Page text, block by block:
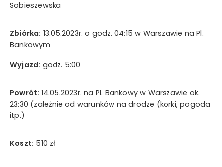
osobowych w rozumieniu ustawy z dnia 29 sierpnia 1997
roku o ochronie danych osobowych oraz ustawy z dnia
16 lipca 2004 roku Prawo telekomunikacyjne w celach
marketingowych przez Mystictravel Piotr Kopeć i
poinformowany o prawie żądania dostępu do moich
danych osobowych, ich zmiany oraz usunięcia.
Sobieszewska
Zbiórka: 13.05.2023r. o godz. 04:15 w Warszawie na Pl.
Bankowym
Wyjazd: godz. 5:00
Powrót: 14.05.2023r. na Pl. Bankowy w Warszawie ok.
23:30 (zależnie od warunków na drodze (korki, pogoda
itp.)
Koszt: 510 zł